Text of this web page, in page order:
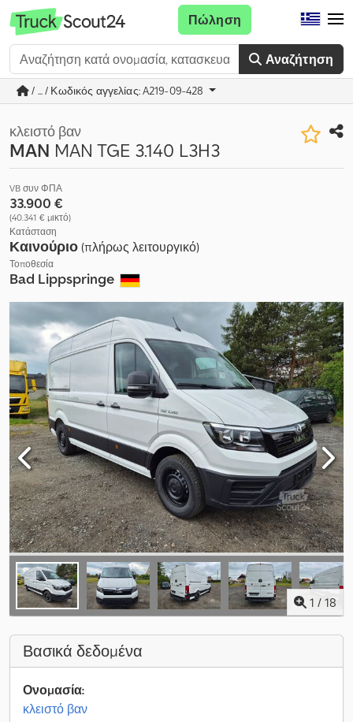
Αναζήτηση
Πώληση
/ ... / Κωδικός αγγελίας: A219-09-428
κλειστό βαν
MAN MAN TGE 3.140 L3H3
VB συν ΦΠΑ
33.900 €
(40.341 € μικτό)
Κατάσταση
Καινούριο (πλήρως λειτουργικό)
Τοποθεσία
Bad Lippspringe
1 / 18
Βασικά δεδομένα
Ονομασία:
κλειστό βαν